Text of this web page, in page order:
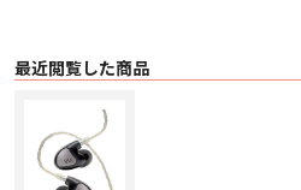
・ Linum UltraBaX T2™ ケーブル
・ STAR™シリコンイヤーチップ【5サイズ】
・ 耐衝撃ペリカンケース
・ クロスバッグ
・ クリーニングツール
・ ケーブルバンド
最近閲覧した商品